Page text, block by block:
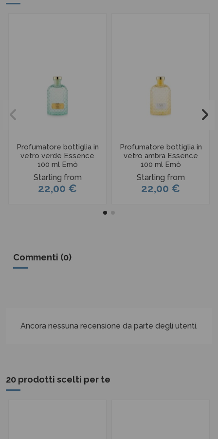
Profumatore bottiglia in
vetro verde Essence
100 ml Emò
Starting from
22,00 €
Profumatore bottiglia in
vetro ambra Essence
100 ml Emò
Starting from
22,00 €
Commenti (0)
Ancora nessuna recensione da parte degli utenti.
20 prodotti scelti per te